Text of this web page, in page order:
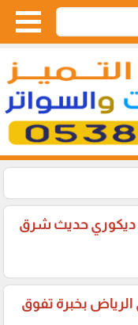
حديث شرق
الرياض بخبرة تفوق